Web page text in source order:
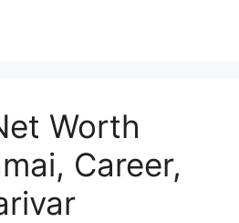
Worth
Career,